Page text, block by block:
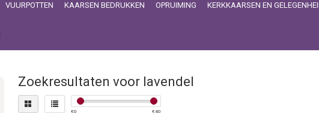
VUURPOTTEN KAARSEN BEDRUKKEN OPRUIMING KERKKAARSEN EN
Zoekresultaten voor lavendel
€0 €40